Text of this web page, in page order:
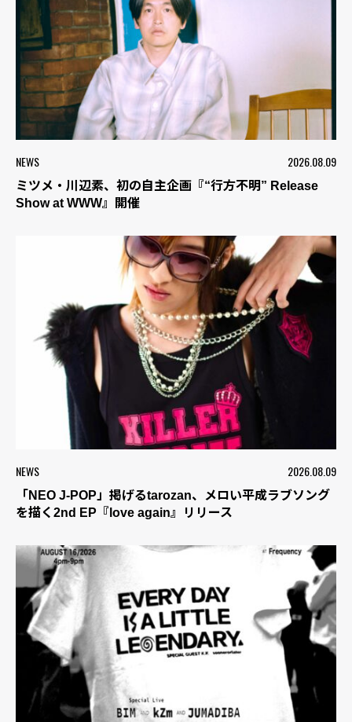
NEWS 2026.08.09
ミツメ・川辺素、初の自主企画『“行方不明” Release
Show at WWW』開催
NEWS 2026.08.09
「NEO J-POP」掲げるtarozan、メロい平成ラブソング
を描く2nd EP『love again』リリース